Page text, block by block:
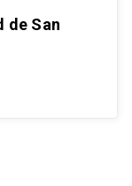
de San